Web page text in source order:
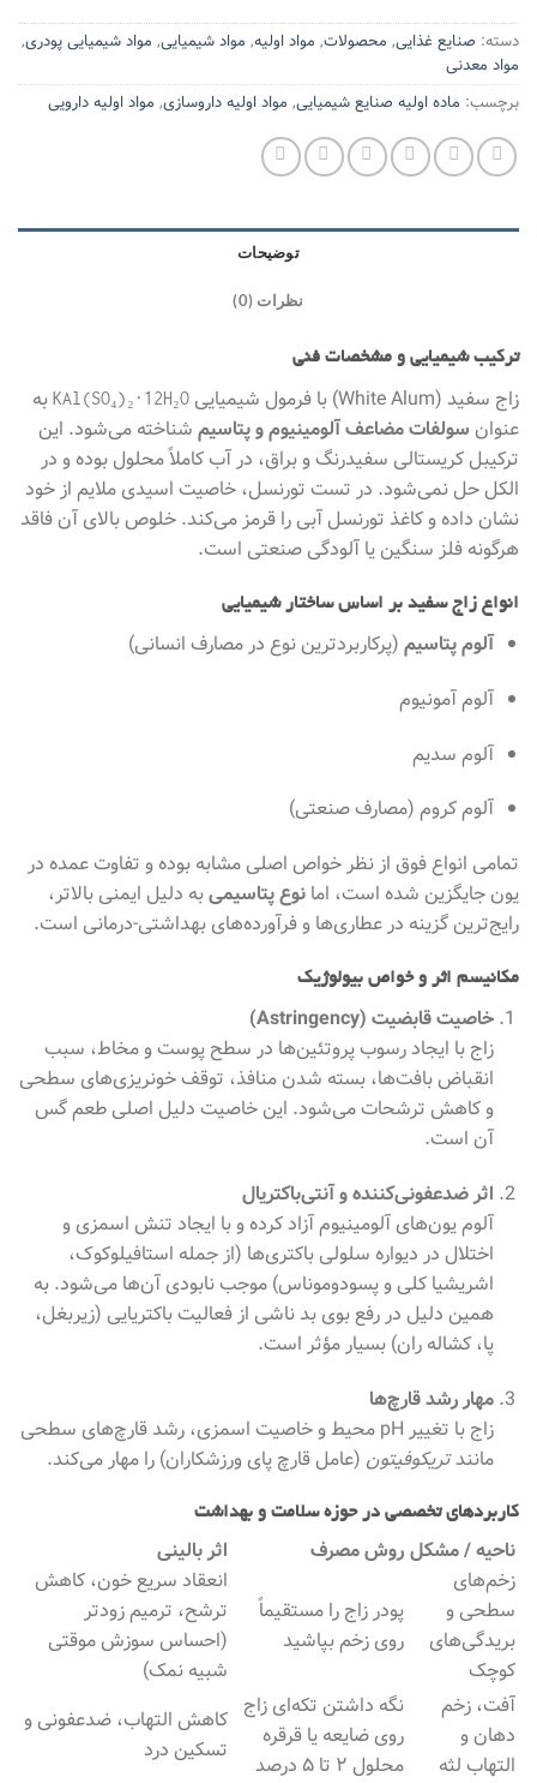
دسته: صنایع غذایی, محصولات, مواد اولیه, مواد شیمیایی, مواد شیمیایی پودری,
مواد معدنی
برچسب: ماده اولیه صنایع شیمیایی, مواد اولیه داروسازی, مواد اولیه دارویی
توضیحات
نظرات (0)
ترکیب شیمیایی و مشخصات فنی
زاج سفید (White Alum) با فرمول شیمیایی KAl(SO₄)₂·12H₂O به
عنوان سولفات مضاعف آلومینیوم و پتاسیم شناخته می‌شود. این
ترکیبل کریستالی سفیدرنگ و براق، در آب کاملاً محلول بوده و در
الکل حل نمی‌شود. در تست تورنسل، خاصیت اسیدی ملایم از خود
نشان داده و کاغذ تورنسل آبی را قرمز می‌کند. خلوص بالای آن فاقد
هرگونه فلز سنگین یا آلودگی صنعتی است.
انواع زاج سفید بر اساس ساختار شیمیایی
آلوم پتاسیم(پرکاربردترین نوع در مصارف انسانی)
آلوم آمونیوم
آلوم سدیم
آلوم کروم (مصارف صنعتی)
تمامی انواع فوق از نظر خواص اصلی مشابه بوده و تفاوت عمده در
یون جایگزین شده است، اما نوع پتاسیمیبه دلیل ایمنی بالاتر،
رایج‌ترین گزینه در عطاری‌ها و فرآورده‌های بهداشتی-درمانی است.
مکانیسم اثر و خواص بیولوژیک
خاصیت قابضیت (Astringency)
زاج با ایجاد رسوب پروتئین‌ها در سطح پوست و مخاط، سبب
انقباض بافت‌ها، بسته شدن منافذ، توقف خونریزی‌های سطحی
و کاهش ترشحات می‌شود. این خاصیت دلیل اصلی طعم گس
آن است.
اثر ضدعفونی‌کننده و آنتی‌باکتریال
آلوم یون‌های آلومینیوم آزاد کرده و با ایجاد تنش اسمزی و
اختلال در دیواره سلولی باکتری‌ها (از جمله استافیلوکوک،
اشریشیا کلی و پسودوموناس) موجب نابودی آن‌ها می‌شود. به
همین دلیل در رفع بوی بد ناشی از فعالیت باکتریایی (زیربغل،
پا، کشاله ران) بسیار مؤثر است.
مهار رشد قارچ‌ها
زاج با تغییر pH محیط و خاصیت اسمزی، رشد قارچ‌های سطحی
مانندتریکوفیتون(عامل قارچ پای ورزشکاران) را مهار می‌کند.
کاربردهای تخصصی در حوزه سلامت و بهداشت
ناحیه / مشکل روش مصرف
اثر بالینی
زخم‌های
سطحی و
بریدگی‌های
کوچک
پودر زاج را مستقیماً
روی زخم بپاشید
انعقاد سریع خون، کاهش
ترشح، ترمیم زودتر
(احساس سوزش موقتی
شبیه نمک)
آفت، زخم
دهان و
التهاب لثه
نگه داشتن تکه‌ای زاج
روی ضایعه یا قرقره
محلول ۲ تا ۵ درصد
کاهش التهاب، ضدعفونی و
تسکین درد